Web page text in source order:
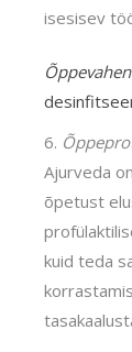
isesisev
Ajurveda
õpetust
kuid teda